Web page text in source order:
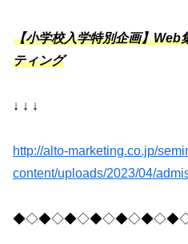
【小学校入学特別企画】Web
ティング
↓ ↓ ↓
http://alto-marketing.co.jp/
content/uploads/2023/04/